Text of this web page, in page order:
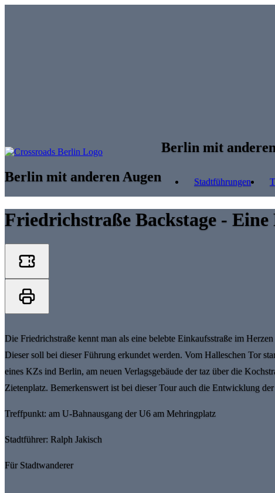
Berlin mit anderen Augen
Berlin mit
Stadtführungen
Friedrichstraße Backstage -
Die Friedrichstraße kennt man als eine belebte Einkaufsstraße im
Dieser soll bei dieser Führung erkundet werden. Vom Halleschen Tor
eines KZs ind Berlin, am neuen Verlagsgebäude der taz über die
Zietenplatz. Bemerkenswert ist bei dieser Tour auch die Entwicklung
Treffpunkt: am U-Bahnausgang der U6 am Mehringplatz
Stadtführer: Ralph Jakisch
Für Stadtwanderer